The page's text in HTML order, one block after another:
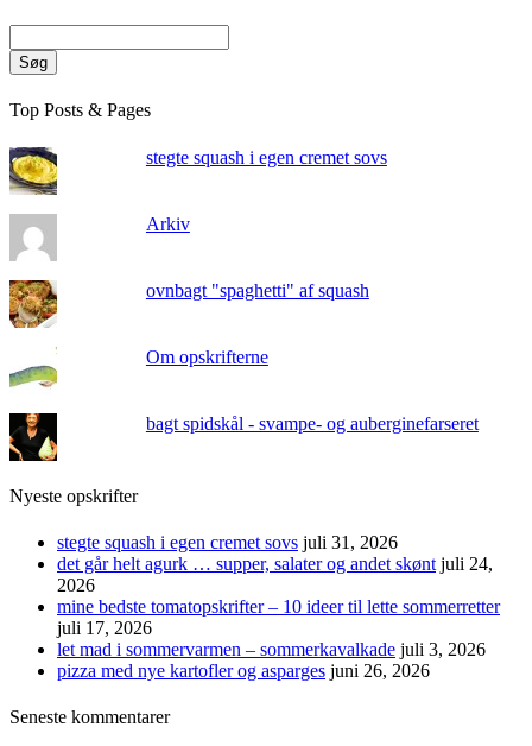
Søg
Top Posts & Pages
stegte squash i egen cremet sovs
Arkiv
ovnbagt "spaghetti" af squash
Om opskrifterne
bagt spidskål - svampe- og auberginefarseret
Nyeste opskrifter
stegte squash i egen cremet sovs juli 31, 2026
det går helt agurk … supper, salater og andet skønt juli 24,
2026
mine bedste tomatopskrifter – 10 ideer til lette sommerretter
juli 17, 2026
let mad i sommervarmen – sommerkavalkade juli 3, 2026
pizza med nye kartofler og asparges juni 26, 2026
Seneste kommentarer